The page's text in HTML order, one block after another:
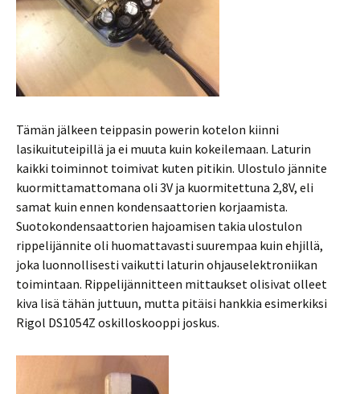
Tämän jälkeen teippasin powerin kotelon kiinni
lasikuituteipillä ja ei muuta kuin kokeilemaan. Laturin
kaikki toiminnot toimivat kuten pitikin. Ulostulo jännite
kuormittamattomana oli 3V ja kuormitettuna 2,8V, eli
samat kuin ennen kondensaattorien korjaamista.
Suotokondensaattorien hajoamisen takia ulostulon
rippelijännite oli huomattavasti suurempaa kuin ehjillä,
joka luonnollisesti vaikutti laturin ohjauselektroniikan
toimintaan. Rippelijännitteen mittaukset olisivat olleet
kiva lisä tähän juttuun, mutta pitäisi hankkia esimerkiksi
Rigol DS1054Z oskilloskooppi joskus.